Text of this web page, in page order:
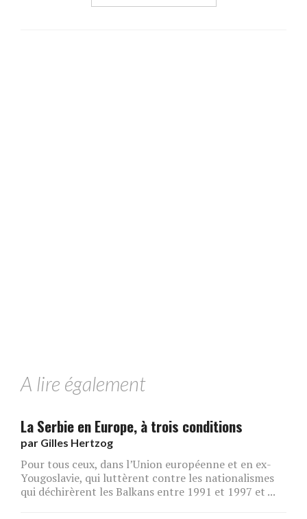
A lire également
La Serbie en Europe, à trois conditions
par Gilles Hertzog
Pour tous ceux, dans l’Union européenne et en ex-
Yougoslavie, qui luttèrent contre les nationalismes
qui déchirèrent les Balkans entre 1991 et 1997 et ...